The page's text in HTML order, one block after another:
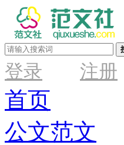
登录 注册
首页
公文范文